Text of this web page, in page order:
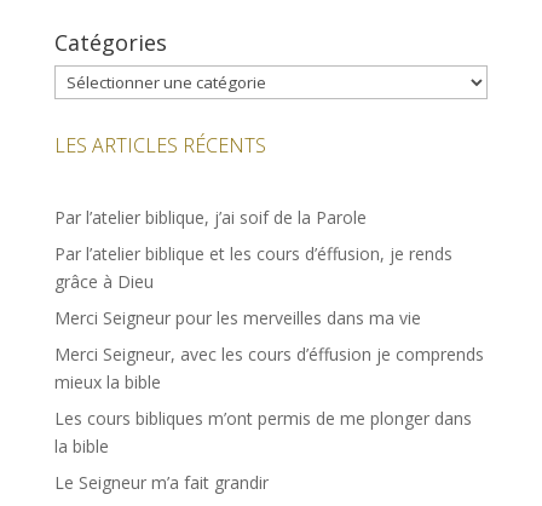
Catégories
Catégories
LES ARTICLES RÉCENTS
Par l’atelier biblique, j’ai soif de la Parole
Par l’atelier biblique et les cours d’éffusion, je rends
grâce à Dieu
Merci Seigneur pour les merveilles dans ma vie
Merci Seigneur, avec les cours d’éffusion je comprends
mieux la bible
Les cours bibliques m’ont permis de me plonger dans
la bible
Le Seigneur m’a fait grandir